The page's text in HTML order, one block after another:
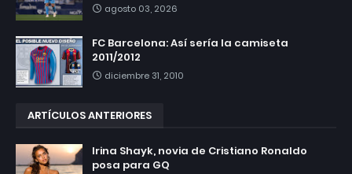
agosto 03, 2026
FC Barcelona: Así sería la camiseta
2011/2012
diciembre 31, 2010
ARTÍCULOS ANTERIORES
Irina Shayk, novia de Cristiano Ronaldo
posa para GQ